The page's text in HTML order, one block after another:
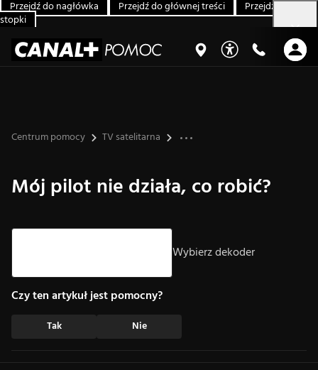
Przejdź do nagłówka Przejdź do głównej treści
Przejdź do
stopki
Centrum pomocy TV satelitarna
Mój pilot nie działa, co robić?
Wybierz dekoder
Strzałki góra/dół – nawigacja, Enter – wybór.
Czy ten artykuł jest pomocny?
Tak Nie